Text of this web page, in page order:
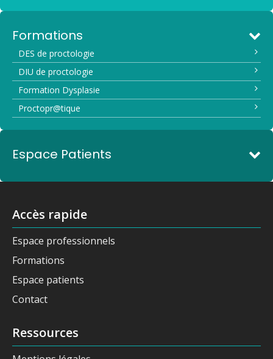
Formations
DES de proctologie
DIU de proctologie
Formation Dysplasie
Proctopr@tique
Espace Patients
Accès rapide
Espace professionnels
Formations
Espace patients
Contact
Ressources